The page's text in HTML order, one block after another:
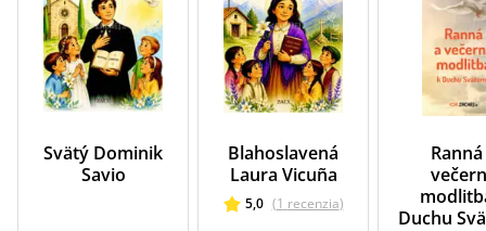
Svätý Dominik
Savio
Blahoslavená
Laura Vicuña
5,0 (1 recenzia)
Duchu